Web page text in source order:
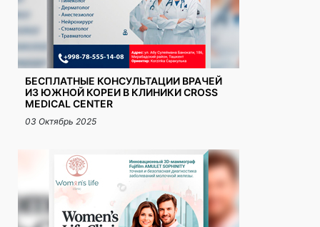
БЕСПЛАТНЫЕ КОНСУЛЬТАЦИИ ВРАЧЕЙ
ИЗ ЮЖНОЙ КОРЕИ В КЛИНИКИ CROSS
MEDICAL CENTER
03 Октябрь 2025